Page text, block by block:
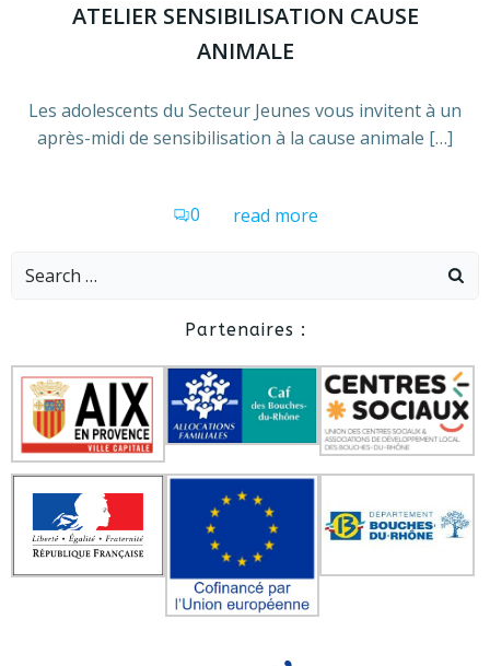
ATELIER SENSIBILISATION CAUSE
ANIMALE
Les adolescents du Secteur Jeunes vous invitent à un
après-midi de sensibilisation à la cause animale […]
0 read more
Search
Partenaires :